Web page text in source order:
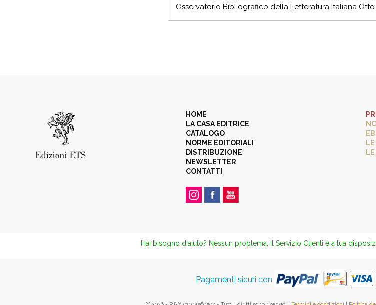
Osservatorio Bibliografico della Letteratura Italiana
HOME
LA CASA EDITRICE
CATALOGO
NORME EDITORIALI
DISTRIBUZIONE
NEWSLETTER
CONTATTI
Hai bisogno d'aiuto? Nessun problema, il Servizio Clienti è a tua
Pagamenti sicuri con